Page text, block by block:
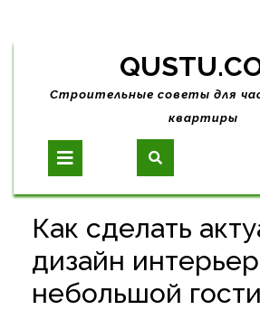
Skip
contentСтроительные советы для
квартиры
Open
Button
Как сделать
дизайн
небольшой